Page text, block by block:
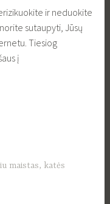
ir neduokite
sutaupyti, Jūsų
Tiesiog
į
maistas, katės